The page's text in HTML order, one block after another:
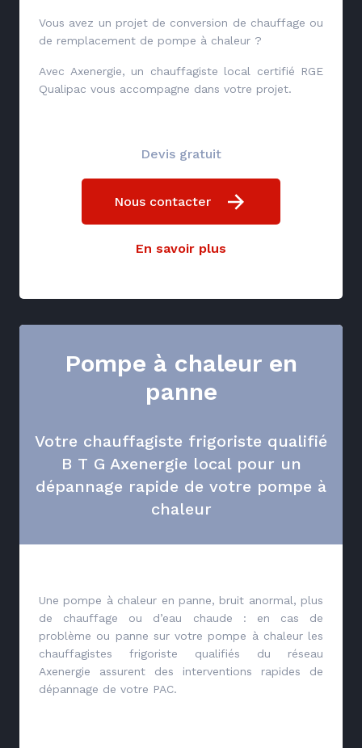
Vous avez un projet de conversion de chauffage ou
de remplacement de pompe à chaleur ?
Avec Axenergie, un chauffagiste local certifié RGE
Qualipac vous accompagne dans votre projet.
Devis gratuit
Nous contacter
En savoir plus
Pompe à chaleur en
panne
Votre chauffagiste frigoriste qualifié
B T G Axenergie local pour un
dépannage rapide de votre pompe à
chaleur
Une pompe à chaleur en panne, bruit anormal, plus
de chauffage ou d’eau chaude : en cas de
problème ou panne sur votre pompe à chaleur les
chauffagistes frigoriste qualifiés du réseau
Axenergie assurent des interventions rapides de
dépannage de votre PAC.